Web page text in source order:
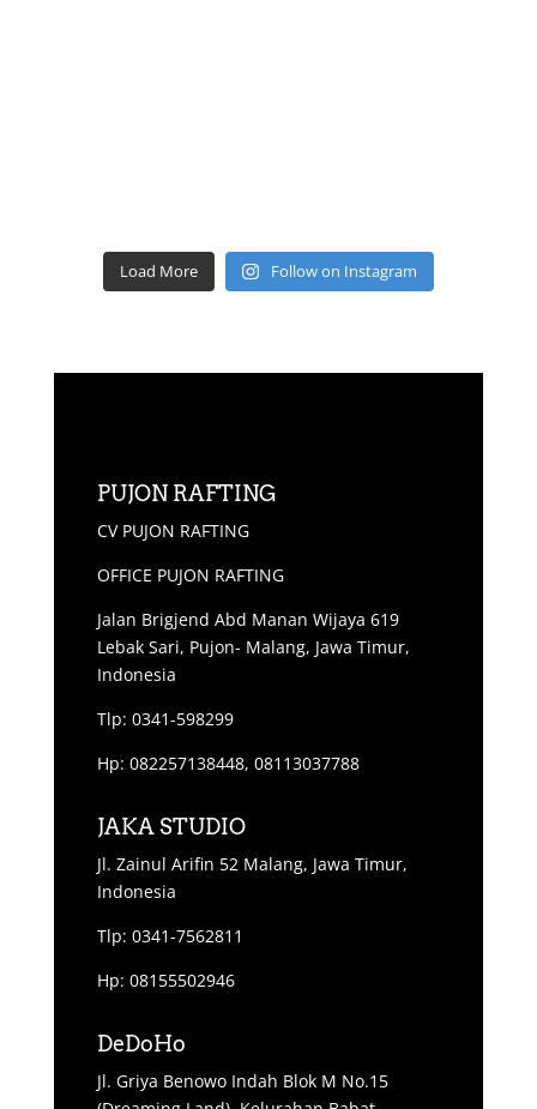
Load More Follow on Instagram
PUJON RAFTING
CV PUJON RAFTING
OFFICE PUJON RAFTING
Jalan Brigjend Abd Manan Wijaya 619
Lebak Sari, Pujon- Malang, Jawa Timur,
Indonesia
Tlp: 0341-598299
Hp: 082257138448, 08113037788
JAKA STUDIO
Jl. Zainul Arifin 52 Malang, Jawa Timur,
Indonesia
Tlp: 0341-7562811
Hp: 08155502946
DeDoHo
Jl. Griya Benowo Indah Blok M No.15